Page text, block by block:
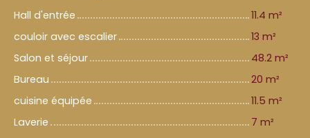
Hall d'entrée
11.4 m²
couloir avec escalier
13 m²
Salon et séjour
48.2 m²
Bureau
20 m²
cuisine équipée
11.5 m²
Laverie
7 m²